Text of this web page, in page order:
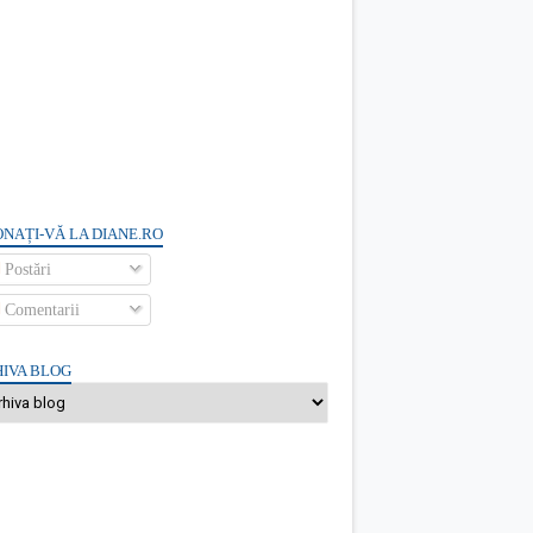
VĂ LA DIANE.RO
Postări
Comentarii
BLOG